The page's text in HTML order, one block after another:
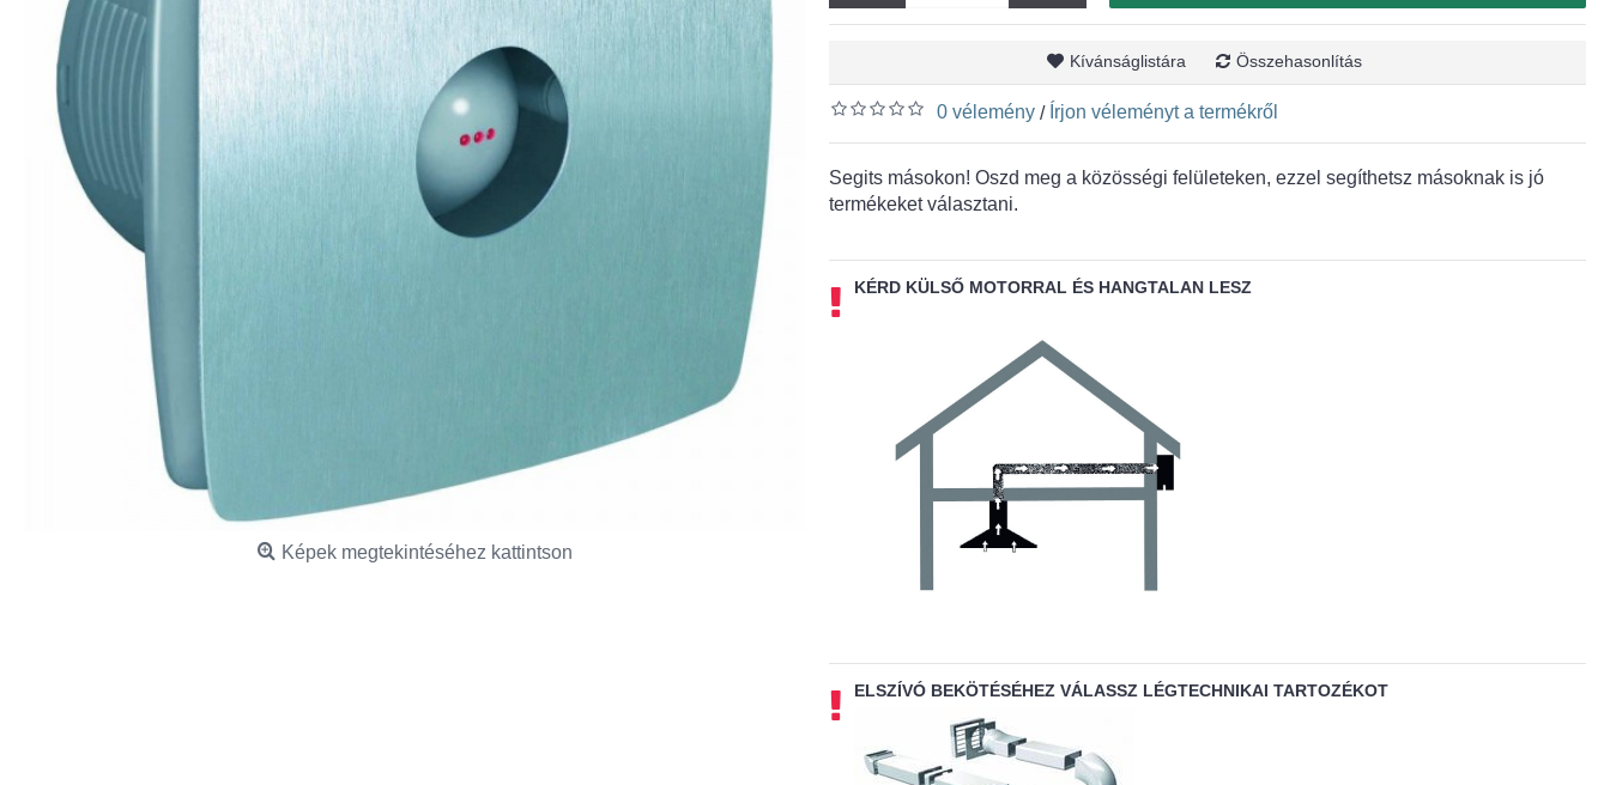
Képek megtekintéséhez kattintson
Kívánságlistára Összehasonlítás
0 vélemény / Írjon véleményt a termékről
Segits másokon! Oszd meg a közösségi felületeken, ezzel segíthetsz másoknak is jó
termékeket választani.
KÉRD KÜLSŐ MOTORRAL ÉS HANGTALAN LESZ
ELSZÍVÓ BEKÖTÉSÉHEZ VÁLASSZ LÉGTECHNIKAI TARTOZÉKOT